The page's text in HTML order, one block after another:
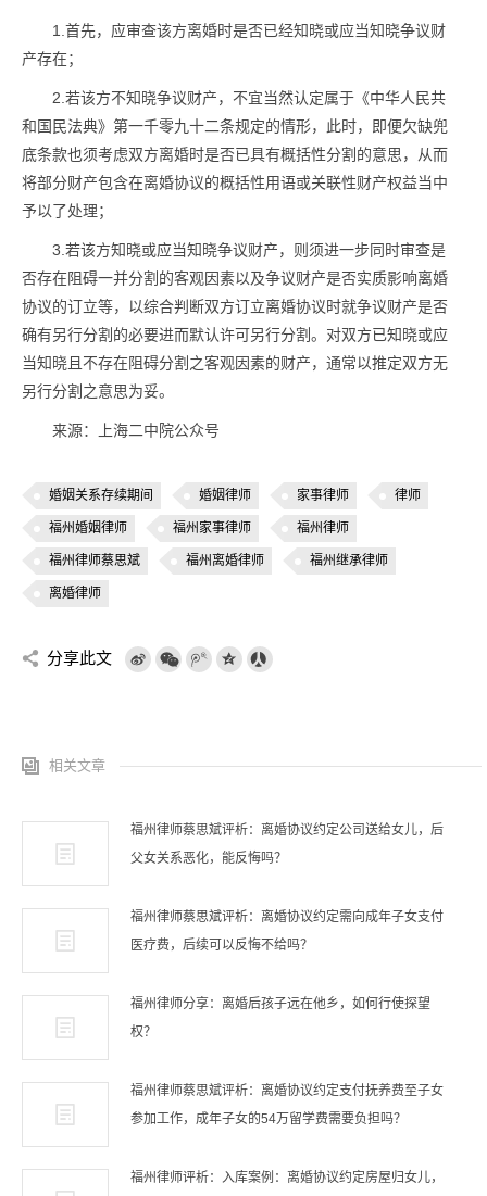
1.首先，应审查该方离婚时是否已经知晓或应当知晓争议财
产存在；
2.若该方不知晓争议财产，不宜当然认定属于《中华人民共
和国民法典》第一千零九十二条规定的情形，此时，即便欠缺兜
底条款也须考虑双方离婚时是否已具有概括性分割的意思，从而
将部分财产包含在离婚协议的概括性用语或关联性财产权益当中
予以了处理；
3.若该方知晓或应当知晓争议财产，则须进一步同时审查是
否存在阻碍一并分割的客观因素以及争议财产是否实质影响离婚
协议的订立等，以综合判断双方订立离婚协议时就争议财产是否
确有另行分割的必要进而默认许可另行分割。对双方已知晓或应
当知晓且不存在阻碍分割之客观因素的财产，通常以推定双方无
另行分割之意思为妥。
来源：上海二中院公众号
婚姻关系存续期间 婚姻律师 家事律师 律师
福州婚姻律师 福州家事律师 福州律师
福州律师蔡思斌 福州离婚律师 福州继承律师
离婚律师
分享此文
相关文章
福州律师蔡思斌评析：离婚协议约定公司送给女儿，后
父女关系恶化，能反悔吗？
福州律师蔡思斌评析：离婚协议约定需向成年子女支付
医疗费，后续可以反悔不给吗？
福州律师分享：离婚后孩子远在他乡，如何行使探望
权？
福州律师蔡思斌评析：离婚协议约定支付抚养费至子女
参加工作，成年子女的54万留学费需要负担吗？
福州律师评析：入库案例：离婚协议约定房屋归女儿，